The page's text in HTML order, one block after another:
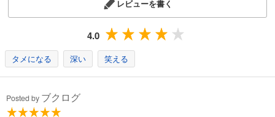
レビューを書く
4.0
タメになる 深い 笑える
Posted by ブクログ